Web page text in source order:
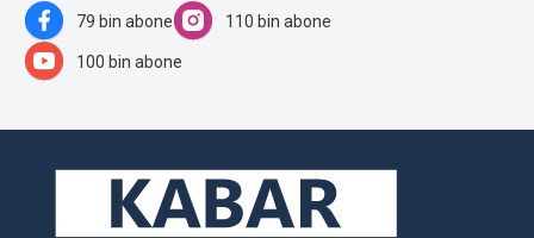
79 bin abone 110 bin abone
100 bin abone